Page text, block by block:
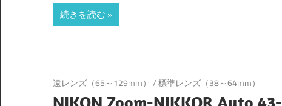
続きを読む
遠レンズ（65～129mm） /標準レンズ（38～64mm）